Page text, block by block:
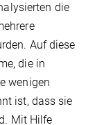
die
Auf diese
die in
wenigen
ist, dass sie
Mit Hilfe